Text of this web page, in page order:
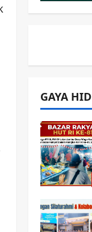
GAYA